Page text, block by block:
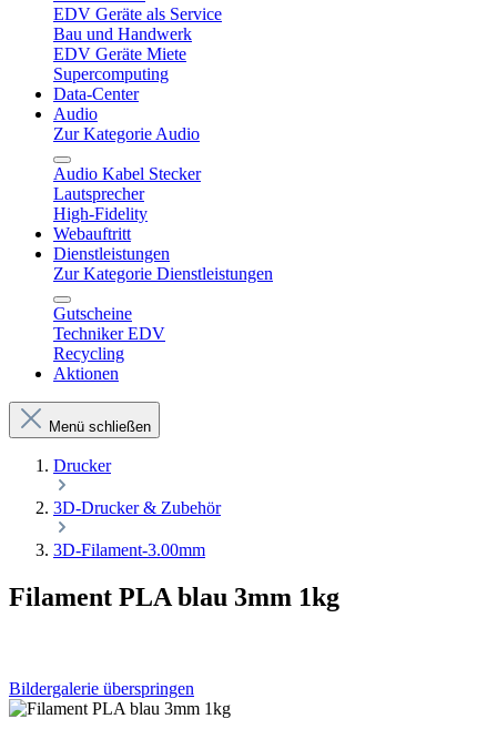
EDV Geräte als Service
Bau und Handwerk
EDV Geräte Miete
Supercomputing
Data-Center
Audio
Zur Kategorie Audio
Audio Kabel Stecker
Lautsprecher
High-Fidelity
Webauftritt
Dienstleistungen
Zur Kategorie Dienstleistungen
Gutscheine
Techniker EDV
Recycling
Aktionen
Menü schließen
Drucker
3D-Drucker & Zubehör
3D-Filament-3.00mm
Filament PLA blau 3mm 1kg
Bildergalerie überspringen